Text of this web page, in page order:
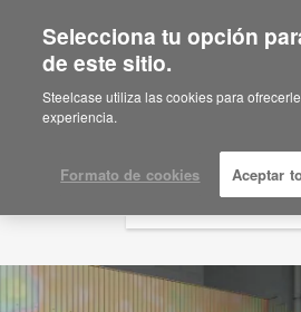
Are you in United
Would you like to see
your region?
English
Español
Selecciona tu opción
de este sitio.
Steelcase utiliza las cookies para
experiencia.
Formato de cookies Aceptar